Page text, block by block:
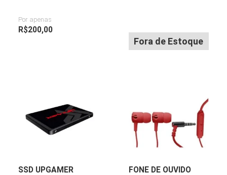
Por apenas
R$200,00
Fora de Estoque
SSD UPGAMER
FONE DE OUVIDO